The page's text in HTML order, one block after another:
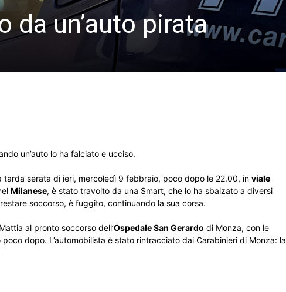
da un’auto pirata
un’auto lo ha falciato e ucciso.
serata di ieri, mercoledì 9 febbraio, poco dopo le 22.00, in viale
Milanese, è stato travolto da una Smart, che lo ha sbalzato a diversi
soccorso, è fuggito, continuando la sua corsa.
al pronto soccorso dell’Ospedale San Gerardo di Monza, con le
dopo. L’automobilista è stato rintracciato dai Carabinieri di Monza: la